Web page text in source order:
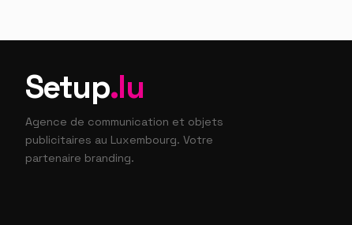
Setup.lu
Agence de communication et objets
publicitaires au Luxembourg. Votre
partenaire branding.